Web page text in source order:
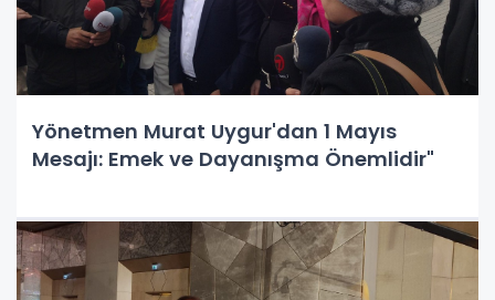
Yönetmen Murat Uygur'dan 1 Mayıs
Mesajı: Emek ve Dayanışma Önemlidir"